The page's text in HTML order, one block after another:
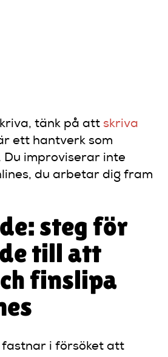
tänk på att skriva
ett hantverk som
improviserar inte
du arbetar dig fram
steg för
till att
finslipa
fastnar i försöket att